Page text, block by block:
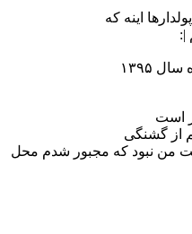
اینه که
|:
۱۳۹۵
است
از گشنگی
من نبود که مجبور شدم محل